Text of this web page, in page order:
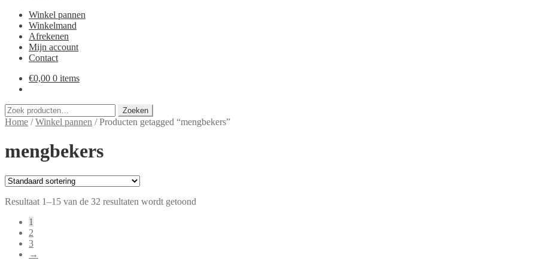
Winkel pannen
Winkelmand
Afrekenen
Mijn account
Contact
€0,00 0 items
Zoeken
naar:
Zoeken
Home /Winkel pannen /Producten getagged “mengbekers”
mengbekers
Resultaat 1–15 van de 32 resultaten wordt getoond
1
2
3
→